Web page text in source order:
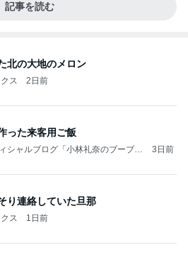
記事を読む
北の大地のメロン
ス 2日前
った来客用ご飯
シャルブログ「小林礼奈のブーブー
3日前
り連絡していた旦那
ス 1日前